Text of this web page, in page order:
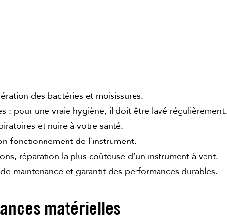
des bactéries et moisissures.
: pour une vraie hygiène, il doit être lavé régulièrement.
et nuire à votre santé.
fonctionnement de l’instrument.
réparation la plus coûteuse d’un instrument à vent.
maintenance et garantit des performances durables.
matérielles